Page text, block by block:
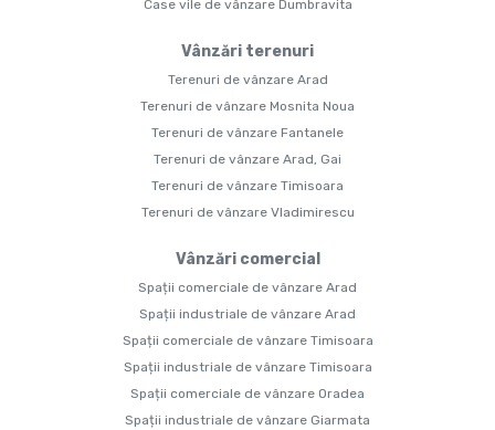
Case vile de vânzare Dumbravita
Vânzări terenuri
Terenuri de vânzare Arad
Terenuri de vânzare Mosnita Noua
Terenuri de vânzare Fantanele
Terenuri de vânzare Arad, Gai
Terenuri de vânzare Timisoara
Terenuri de vânzare Vladimirescu
Vânzări comercial
Spații comerciale de vânzare Arad
Spații industriale de vânzare Arad
Spații comerciale de vânzare Timisoara
Spații industriale de vânzare Timisoara
Spații comerciale de vânzare Oradea
Spații industriale de vânzare Giarmata